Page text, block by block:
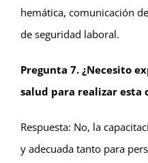
hemática, comunicación
de seguridad laboral.
Pregunta 7. ¿Necesito
salud para realizar esta
Respuesta: No, la
y adecuada tanto para